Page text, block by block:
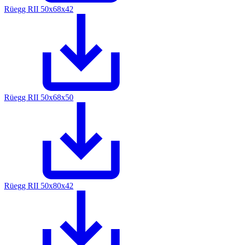
Rüegg RII 50x68x42
Rüegg RII 50x68x50
Rüegg RII 50x80x42